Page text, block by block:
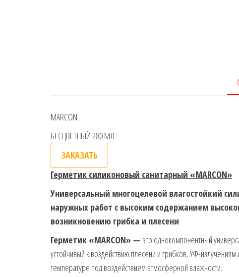
MARCON
БЕСЦВЕТНЫЙ 280 МЛ
ЗАКАЗАТЬ
Герметик силиконовый санитарный «MARCON»
Универсальный многоцелевой влагостойкий
наружных работ с высоким содержанием
возникновению грибка и плесени
Герметик «MARCON» — это однокомпонентный
устойчивый к воздействию плесени и грибков, УФ-
температуре под воздействием атмосферной влажности.